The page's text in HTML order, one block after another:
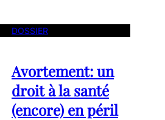
DOSSIER
Avortement: un
droit à la santé
(encore) en péril